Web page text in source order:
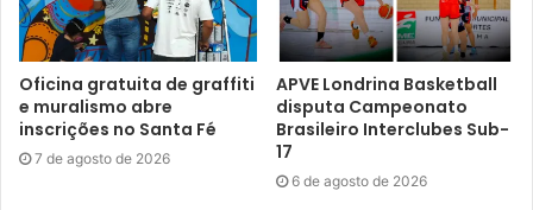
CMEI Water Okano, na Rua Potiguares, 80, Vila Matos,
também no Centro.
Na PUC– Além do trabalho com os alunos da rede
municipal, técnicos da companhia também estarão no
campus da Pontifícia Universidade Católica de Londrina
Oficina gratuita de graffiti
e muralismo abre
inscrições no Santa Fé
7 de agosto de 2026
APVE Londrina Basketball
disputa Campeonato
Brasileiro Interclubes Sub-
17
6 de agosto de 2026